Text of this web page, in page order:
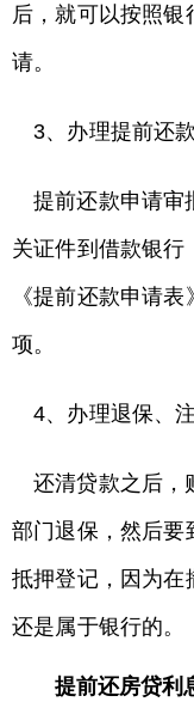
后，就可以按照银
请。
3、办理提前还
提前还款申请审
关证件到借款银行
《提前还款申请
项。
4、办理退保、
还清贷款之后，
部门退保，然后要
抵押登记，因为在
还是属于银行的。
提前还房贷利